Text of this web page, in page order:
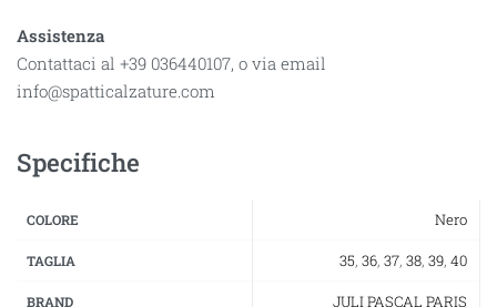
Assistenza
Contattaci al +39 036440107, o via email
info@spatticalzature.com
Specifiche
COLORE Nero
TAGLIA 35, 36, 37, 38, 39, 40
BRAND JULI PASCAL PARIS